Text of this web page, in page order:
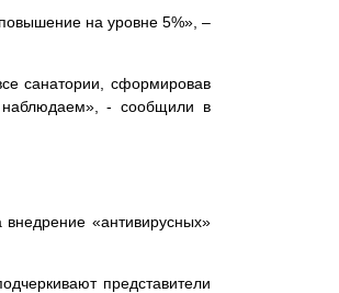
на уровне 5%», –
санатории, сформировав
- сообщили в
«антивирусных»
представители